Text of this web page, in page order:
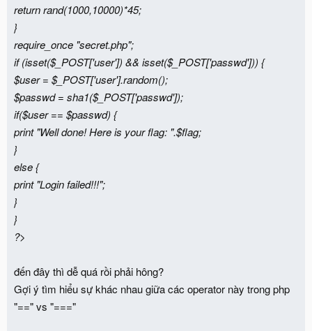
return rand(1000,10000)*45;
}
require_once "secret.php";
if (isset($_POST['user']) && isset($_POST['passwd'])) {
$user = $_POST['user'].random();
$passwd = sha1($_POST['passwd']);
if($user == $passwd) {
print "Well done! Here is your flag: ".$flag;
}
else {
print "Login failed!!!";
}
}
?>
đến đây thì dễ quá rồi phải hông?
Gợi ý tìm hiểu sự khác nhau giữa các operator này trong php
"==" vs "==="